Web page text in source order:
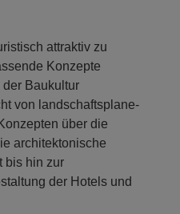
attraktiv zu
Konzepte
Baukultur
von landschaftsplane­
über die
architektonische
bis hin zur
der Hotels und